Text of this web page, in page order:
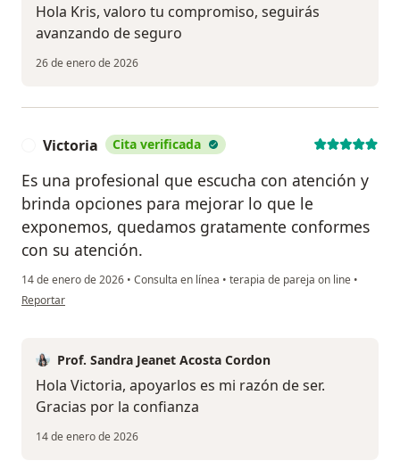
Hola Kris, valoro tu compromiso, seguirás
avanzando de seguro
26 de enero de 2026
Victoria Cita verificada
Es una profesional que escucha con atención y
brinda opciones para mejorar lo que le
exponemos, quedamos gratamente conformes
con su atención.
14 de enero de 2026 • Consulta en línea • terapia de pareja on line •
en opinión del usuario Victoria
Reportar
Prof. Sandra Jeanet Acosta Cordon
Hola Victoria, apoyarlos es mi razón de ser.
Gracias por la confianza
14 de enero de 2026